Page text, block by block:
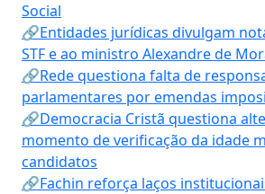
Social
🔗Entidades jurídicas divulgam
STF e ao ministro Alexandre de
🔗Rede questiona falta de
parlamentares por emendas
🔗Democracia Cristã questiona
momento de verificação da idade
candidatos
🔗Fachin reforça laços